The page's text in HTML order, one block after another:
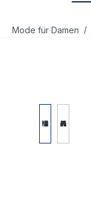
Mode für Damen /